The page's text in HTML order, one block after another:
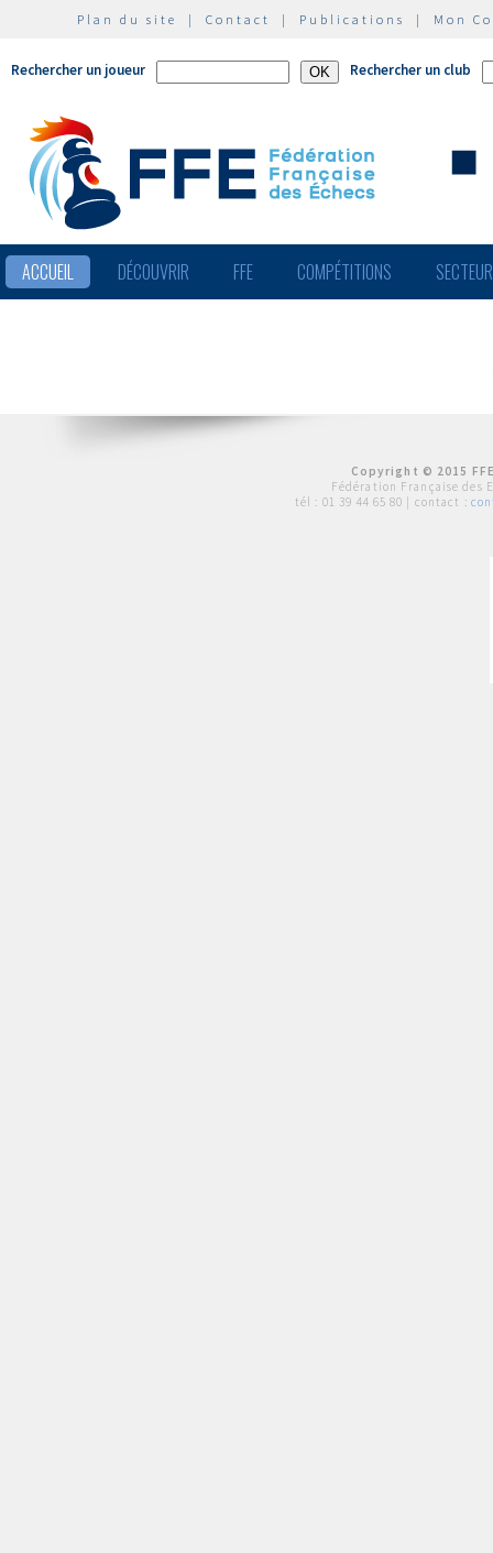
Plan du site | Contact | Publications | Mon
Rechercher un joueur Rechercher un club
ACCUEIL DÉCOUVRIR FFE COMPÉTITIONS
Copyright © 2015
Fédération Française des
tél : 01 39 44 65 80 | contact :